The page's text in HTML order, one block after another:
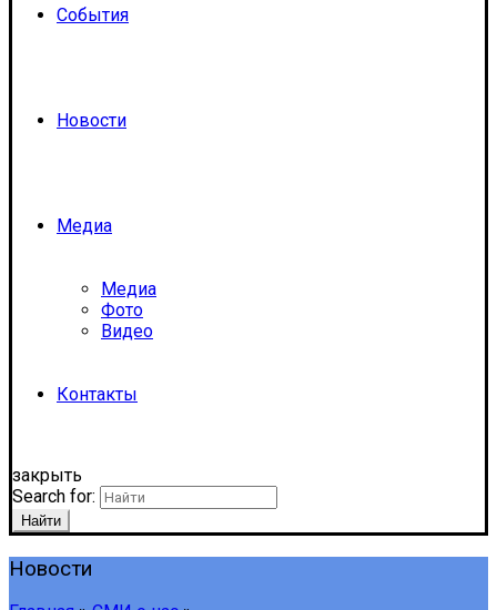
События
Новости
Медиа
Медиа
Фото
Видео
Контакты
закрыть
Search for:
Найти
Новости